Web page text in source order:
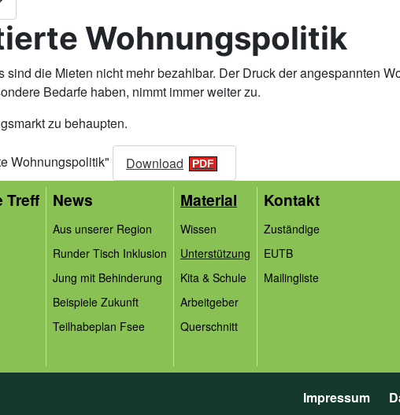
Wohnungspolitik
die Mieten nicht mehr bezahlbar. Der Druck der angespannten
Bedarfe haben, nimmt immer weiter zu.
zu behaupten.
Wohnungspolitik" Download
Treff News
Aus unserer Region
Runder Tisch Inklusion
Jung mit Behinderung
Beispiele Zukunft
Teilhabeplan Fsee
Material
Wissen
Unterstützung
Kita & Schule
Arbeitgeber
Querschnitt
Kontakt
Zuständige
EUTB
Mailingliste
Impressum